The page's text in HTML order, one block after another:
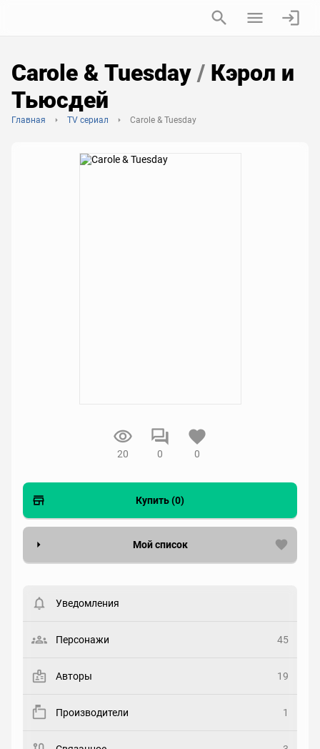
Carole & Tuesday / Кэрол и
Тьюсдей
Главная TV сериал Carole & Tuesday
20 0 0
Купить (0)
Мой список
Статус
Рейтинг
Уведомления
Персонажи 45
Авторы 19
Производители 1